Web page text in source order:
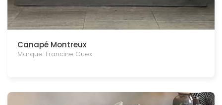
Canapé Montreux
Marque: Francine Guex